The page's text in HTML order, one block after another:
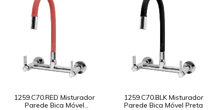
1259.C70.RED Misturador
Parede Bica Móvel
1259.C70.BLK Misturador
Parede Bica Móvel Preta